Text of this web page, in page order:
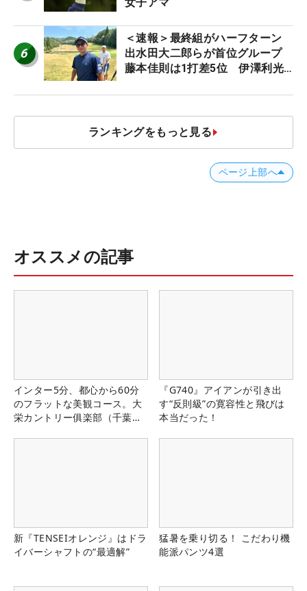
6
＜速報＞最終組がハーフターン
出水田大二郎らが首位グループ
藤本佳則は1打差5位 伊澤利光
JOYX OPEN】
ランキングをもっと見る
ページ上部へ
オススメの記事
インター5分、都心から60分
のフラットな美観コース。大
栄カントリー俱楽部（千葉
『G740』アイアンが引き出
す“反則級”の寛容性と飛びは
本当だった！
新『TENSEIオレンジ』はドラ
イバーシャフトの“最適解”
猛暑を乗り切る！ こだわり機
能派パンツ4選